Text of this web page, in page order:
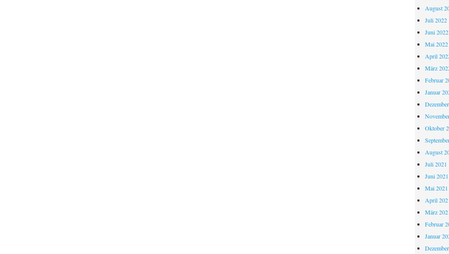
August
Juli 2022
Juni 2022
Mai 2022
April
März
Februar
Januar
Oktober
August
Juli 2021
Juni 2021
Mai 2021
April
März
Februar
Januar